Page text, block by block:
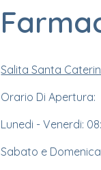
Salita Santa
Orario Di Apertura:
Lunedi - Venerdi:
Sabato e